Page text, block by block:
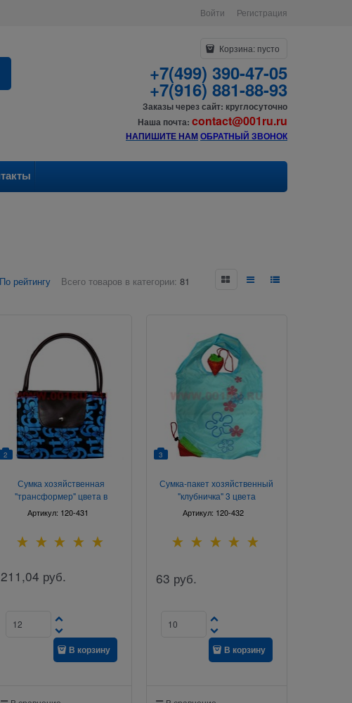
Войти Регистрация
Корзина: пусто
+7(499) 390-47-05
+7(916) 881-88-93
Заказы через сайт: круглосуточно
Наша почта: contact@001ru.ru
НАПИШИТЕ НАМОБРАТНЫЙ ЗВОНОК
По рейтингу Всего товаров в категории: 81
2
Сумка хозяйственная
"трансформер" цвета в
ассортименте 12 шт/упаковка
Артикул: 120-431
211,04 руб.
В корзину
3
Сумка-пакет хозяйственный
"клубничка" 3 цвета
Артикул: 120-432
63 руб.
В корзину